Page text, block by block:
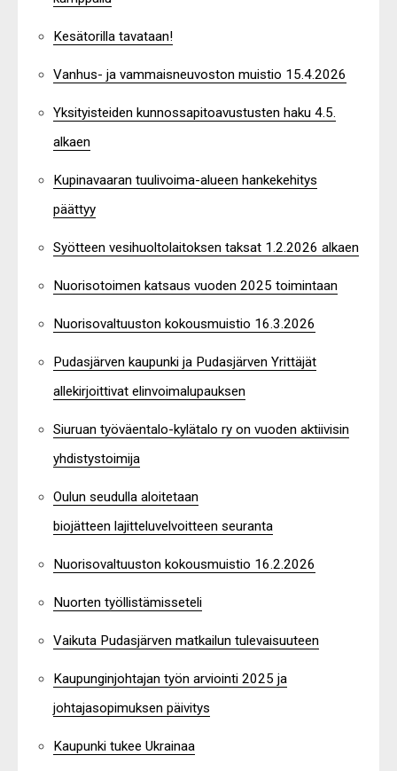
Kesätorilla tavataan!
Vanhus- ja vammaisneuvoston muistio 15.4.2026
Yksityisteiden kunnossapitoavustusten haku 4.5.
alkaen
Kupinavaaran tuulivoima-alueen hankekehitys
päättyy
Syötteen vesihuoltolaitoksen taksat 1.2.2026 alkaen
Nuorisotoimen katsaus vuoden 2025 toimintaan
Nuorisovaltuuston kokousmuistio 16.3.2026
Pudasjärven kaupunki ja Pudasjärven Yrittäjät
allekirjoittivat elinvoimalupauksen
Siuruan työväentalo-kylätalo ry on vuoden aktiivisin
yhdistystoimija
Oulun seudulla aloitetaan
biojätteen lajitteluvelvoitteen seuranta
Nuorisovaltuuston kokousmuistio 16.2.2026
Nuorten työllistämisseteli
Vaikuta Pudasjärven matkailun tulevaisuuteen
Kaupunginjohtajan työn arviointi 2025 ja
johtajasopimuksen päivitys
Kaupunki tukee Ukrainaa